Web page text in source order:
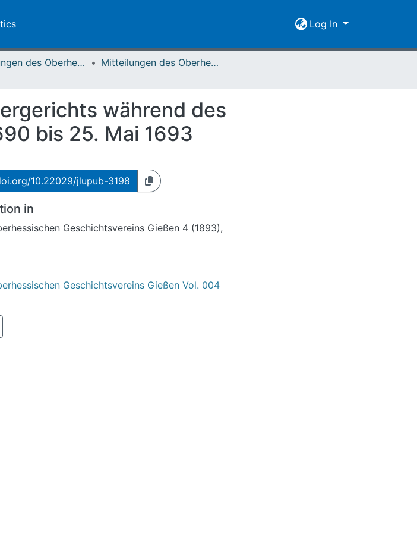
Log In
Mitteilungen des Oberhessischen Geschichtsvereins Gießen
Mitteilungen des Oberhessischen Geschichtsvereins Gießen Vol. 004 (1893)
während des
bis 25. Mai 1693
10.22029/jlupub-3198
in
Geschichtsvereins Gießen 4 (1893),
Geschichtsvereins Gießen Vol. 004